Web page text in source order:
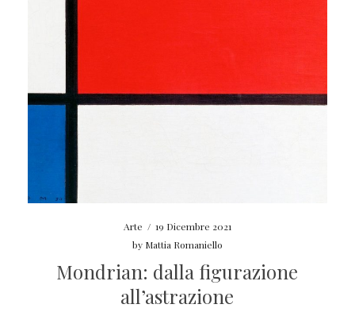
Arte / 19 Dicembre 2021
by Mattia Romaniello
Mondrian: dalla figurazione
all’astrazione